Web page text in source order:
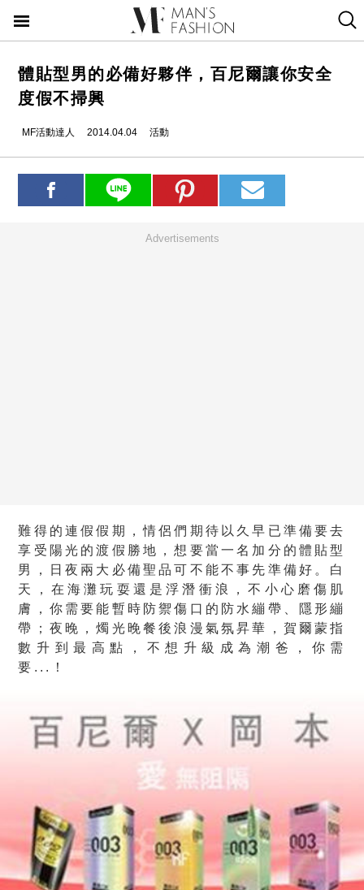
體貼型男的必備好夥伴，百尼爾讓你安全
度假不掃興
MF活動達人 2014.04.04 活動
Advertisements
難得的連假假期，情侶們期待以久早已準備要去
享受陽光的渡假勝地，想要當一名加分的體貼型
男，日夜兩大必備聖品可不能不事先準備好。白
天，在海灘玩耍還是浮潛衝浪，不小心磨傷肌
膚，你需要能暫時防禦傷口的防水繃帶、隱形繃
帶；夜晚，燭光晚餐後浪漫氣氛昇華，賀爾蒙指
數升到最高點，不想升級成為潮爸，你需
要...！